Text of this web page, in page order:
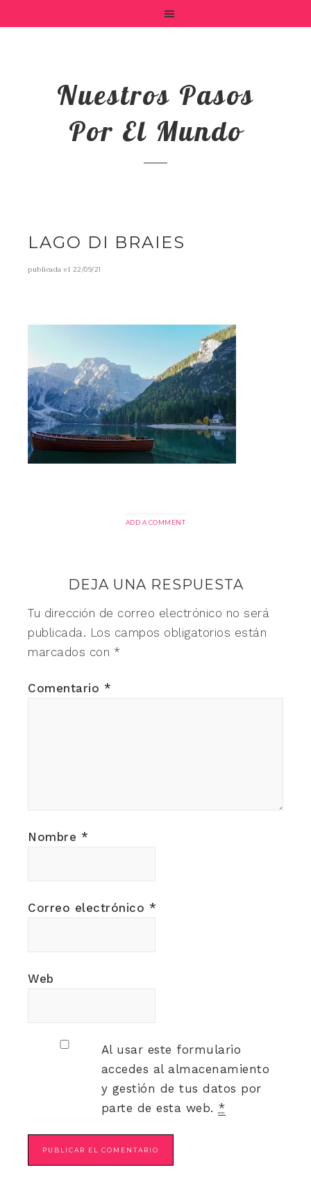
Nuestros Pasos
Por El Mundo
LAGO DI BRAIES
publicada el 22/09/21
ADD A COMMENT
DEJA UNA RESPUESTA
Tu dirección de correo electrónico no será
publicada. Los campos obligatorios están
marcados con *
Comentario *
Nombre *
Correo electrónico *
Web
Al usar este formulario
accedes al almacenamiento
y gestión de tus datos por
parte de esta web. *